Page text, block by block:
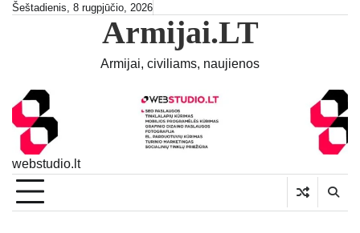
SkipŠeštadienis, 8 rugpjūčio, 2026
Armijai.LT
Armijai, civiliams, naujienos
webstudio.lt